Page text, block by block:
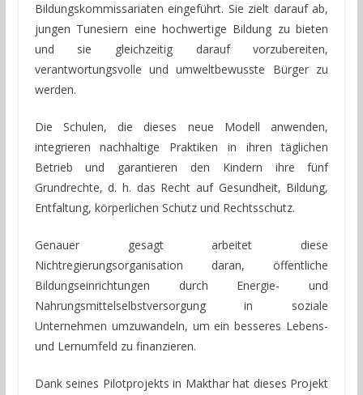
Bildungskommissariaten eingeführt. Sie zielt darauf ab,
jungen Tunesiern eine hochwertige Bildung zu bieten
und sie gleichzeitig darauf vorzubereiten,
verantwortungsvolle und umweltbewusste Bürger zu
werden.
Die Schulen, die dieses neue Modell anwenden,
integrieren nachhaltige Praktiken in ihren täglichen
Betrieb und garantieren den Kindern ihre fünf
Grundrechte, d. h. das Recht auf Gesundheit, Bildung,
Entfaltung, körperlichen Schutz und Rechtsschutz.
Genauer gesagt arbeitet diese
Nichtregierungsorganisation daran, öffentliche
Bildungseinrichtungen durch Energie- und
Nahrungsmittelselbstversorgung in soziale
Unternehmen umzuwandeln, um ein besseres Lebens-
und Lernumfeld zu finanzieren.
Dank seines Pilotprojekts in Makthar hat dieses Projekt